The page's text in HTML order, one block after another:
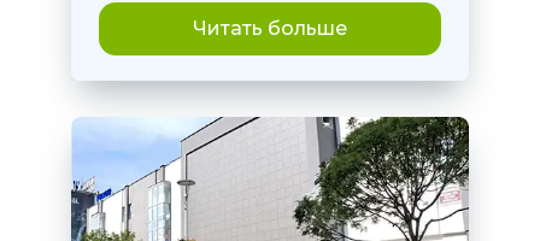
Читать больше